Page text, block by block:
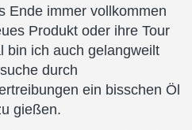
Ende immer vollkommen
Produkt oder ihre Tour
bin ich auch gelangweilt
durch
ein bisschen Öl
gießen.